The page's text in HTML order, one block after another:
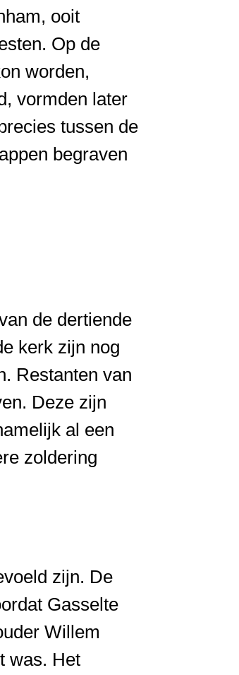
ooit
Op de
worden,
vormden later
tussen de
begraven
de dertiende
kerk zijn nog
Restanten van
Deze zijn
al een
zoldering
zijn. De
Gasselte
Willem
was. Het